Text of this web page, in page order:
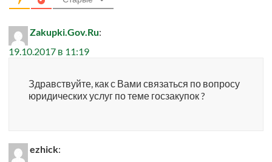
Zakupki.Gov.Ru:
19.10.2017 в 11:19
Здравствуйте, как с Вами связаться по вопросу
юридических услуг по теме госзакупок ?
ezhick: